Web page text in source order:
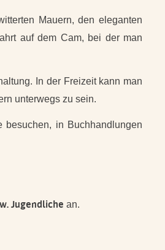
Mauern, den eleganten
auf dem Cam, bei der man
In der Freizeit kann man
unterwegs zu sein.
besuchen, in Buchhandlungen
Jugendliche an.